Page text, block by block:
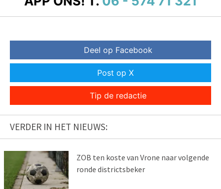
Deel op Facebook
Post op X
Tip de redactie
VERDER IN HET NIEUWS:
ZOB ten koste van Vrone naar volgende
ronde districtsbeker